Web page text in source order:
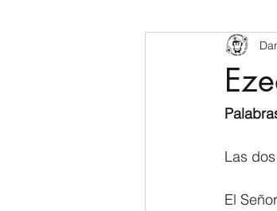
Acts/Hechos
Ephesians/Efesios
Las
El